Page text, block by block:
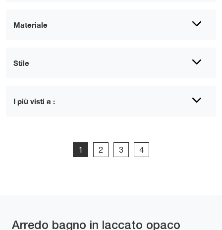
Materiale
Stile
I più visti a :
1 2 3 4
Arredo bagno in laccato opaco